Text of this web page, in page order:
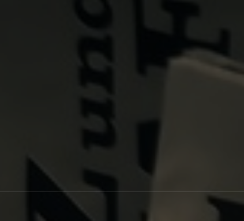
Primary Menu